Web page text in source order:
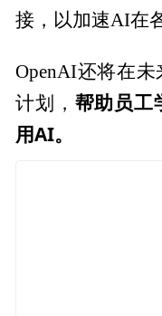
接，以加速AI在
OpenAI还将在
计划， 帮助员工
用AI。